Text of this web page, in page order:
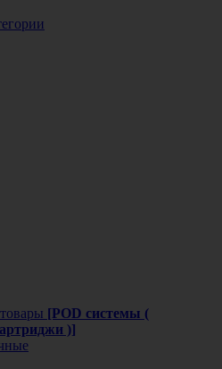
[POD системы (
)]